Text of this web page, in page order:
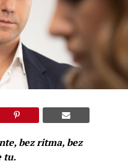
bez ritma, bez
tu.